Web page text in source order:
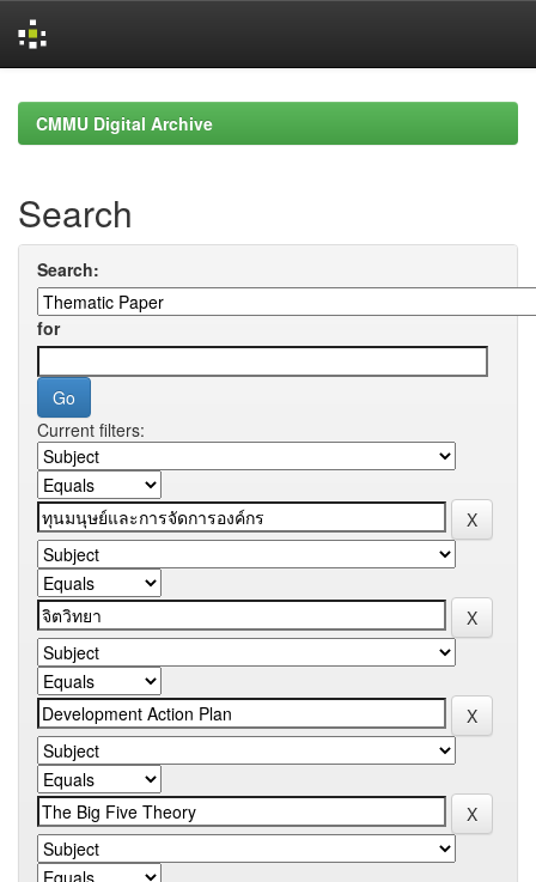
navigationCMMU Digital Archive
Search
Search:
for
Current filters: